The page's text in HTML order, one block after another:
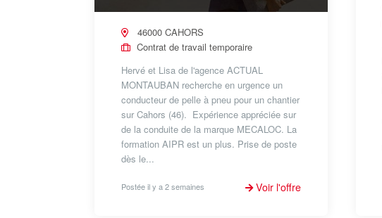
46000 CAHORS
Contrat de travail temporaire
Hervé et Lisa de l'agence ACTUAL
MONTAUBAN recherche en urgence un
conducteur de pelle à pneu pour un chantier
sur Cahors (46). Expérience appréciée sur
de la conduite de la marque MECALOC. La
formation AIPR est un plus. Prise de poste
dès le...
Postée il y a 2 semaines Voir l'offre